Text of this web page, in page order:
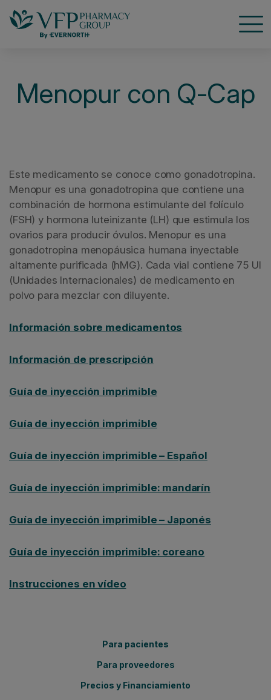
Menopur con Q-Cap
Este medicamento se conoce como gonadotropina.
Menopur es una gonadotropina que contiene una
combinación de hormona estimulante del folículo
(FSH) y hormona luteinizante (LH) que estimula los
ovarios para producir óvulos. Menopur es una
gonadotropina menopáusica humana inyectable
altamente purificada (hMG). Cada vial contiene 75 UI
(Unidades Internacionales) de medicamento en
polvo para mezclar con diluyente.
Información sobre medicamentos
Información de prescripción
Guía de inyección imprimible
Guía de inyección imprimible
Guía de inyección imprimible – Español
Guía de inyección imprimible: mandarín
Guía de inyección imprimible – Japonés
Guía de inyección imprimible: coreano
Instrucciones en vídeo
Para pacientes
Para proveedores
Precios y Financiamiento